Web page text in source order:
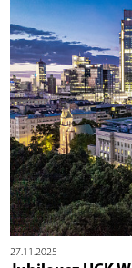
27.11.2025